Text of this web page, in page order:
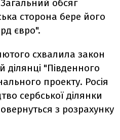
обсяг
сторона бере його
євро".
схвалила закон
ділянці "Південного
проекту. Росія
сербської ділянки
з розрахунку